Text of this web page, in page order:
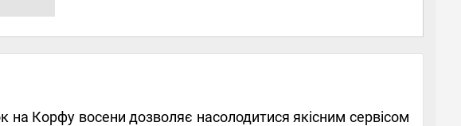
на Корфу восени дозволяє насолодитися якісним сервісом